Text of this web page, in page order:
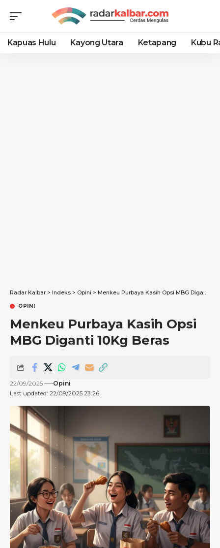
Kapuas Hulu Kayong Utara Ketapang Kubu
Radar Kalbar > Indeks > Opini > Menkeu Purbaya Kasih Opsi MBG Diganti 10Kg Beras
OPINI
Menkeu Purbaya Kasih Opsi
MBG Diganti 10Kg Beras
Last updated: 22/09/2025 23:26
22/09/2025 Opini